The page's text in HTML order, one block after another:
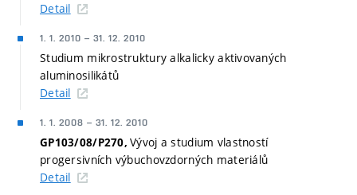
Detail
1. 1. 2010 – 31. 12. 2010
Studium mikrostruktury alkalicky aktivovaných
aluminosilikátů
Detail
1. 1. 2008 – 31. 12. 2010
GP103/08/P270,Vývoj a studium vlastností
progersivních výbuchovzdorných materiálů
Detail